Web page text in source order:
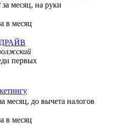
за месяц, на руки
в месяц
первых
месяц, до вычета налогов
в месяц